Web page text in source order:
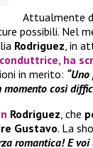
Attualmente
possibili. Nel
Rodriguez, in
ha
in merito:
così
Rodriguez, che
Gustavo. La
romantica! E